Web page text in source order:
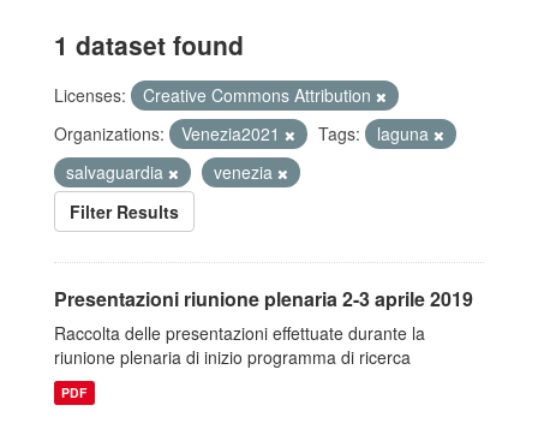
1 dataset found
Licenses:
Creative Commons Attribution
Organizations:
Venezia2021 Tags:
laguna
salvaguardia
venezia
Filter Results
Presentazioni riunione plenaria 2-3 aprile 2019
Raccolta delle presentazioni effettuate durante la
riunione plenaria di inizio programma di ricerca
PDF